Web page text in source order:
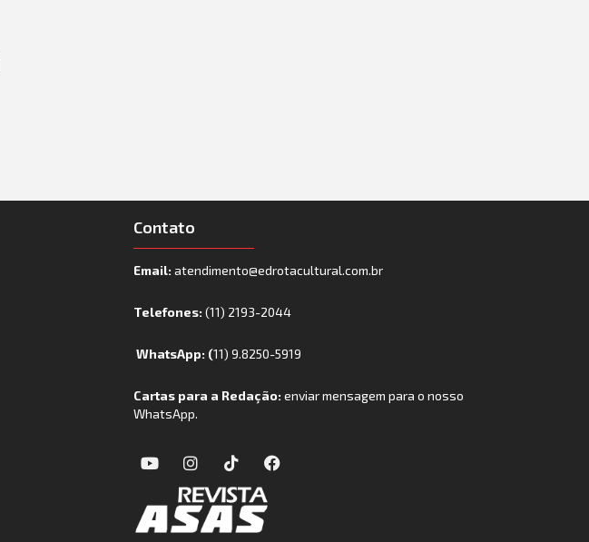
Contato
Email:atendimento@edrotacultural.com.br
Telefones:(11) 2193-2044
WhatsApp: (11) 9.8250-5919
Cartas para a Redação:enviar mensagem para o nosso
WhatsApp.